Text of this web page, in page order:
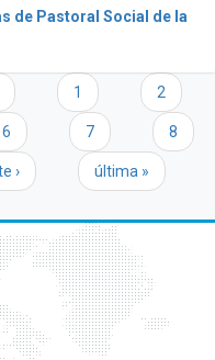
de Pastoral Social de la
1 2
6 7 8
› última »